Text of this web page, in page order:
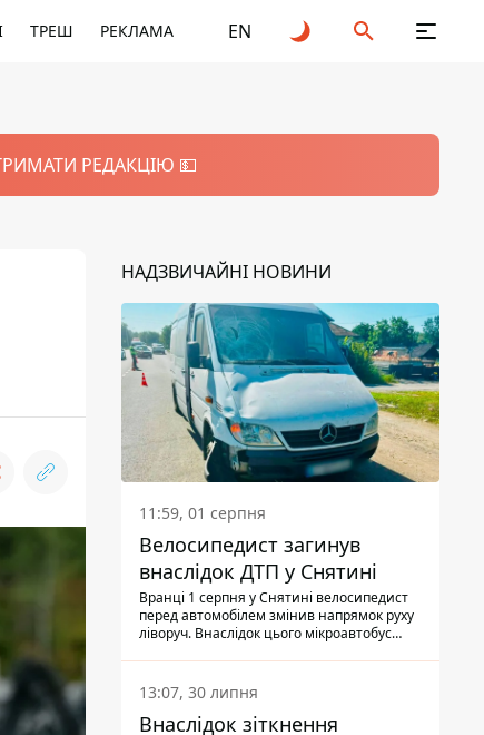
ТРЕШ РЕКЛАМА EN
РЕДАКЦІЮ 💵
НАДЗВИЧАЙНІ НОВИНИ
11:59, 01 серпня
Велосипедист загинув
внаслідок ДТП у Снятині
Вранці 1 серпня у Снятині велосипедист
перед автомобілем змінив напрямок руху
ліворуч. Внаслідок цього мікроавтобус
13:07, 30 липня
Внаслідок зіткнення